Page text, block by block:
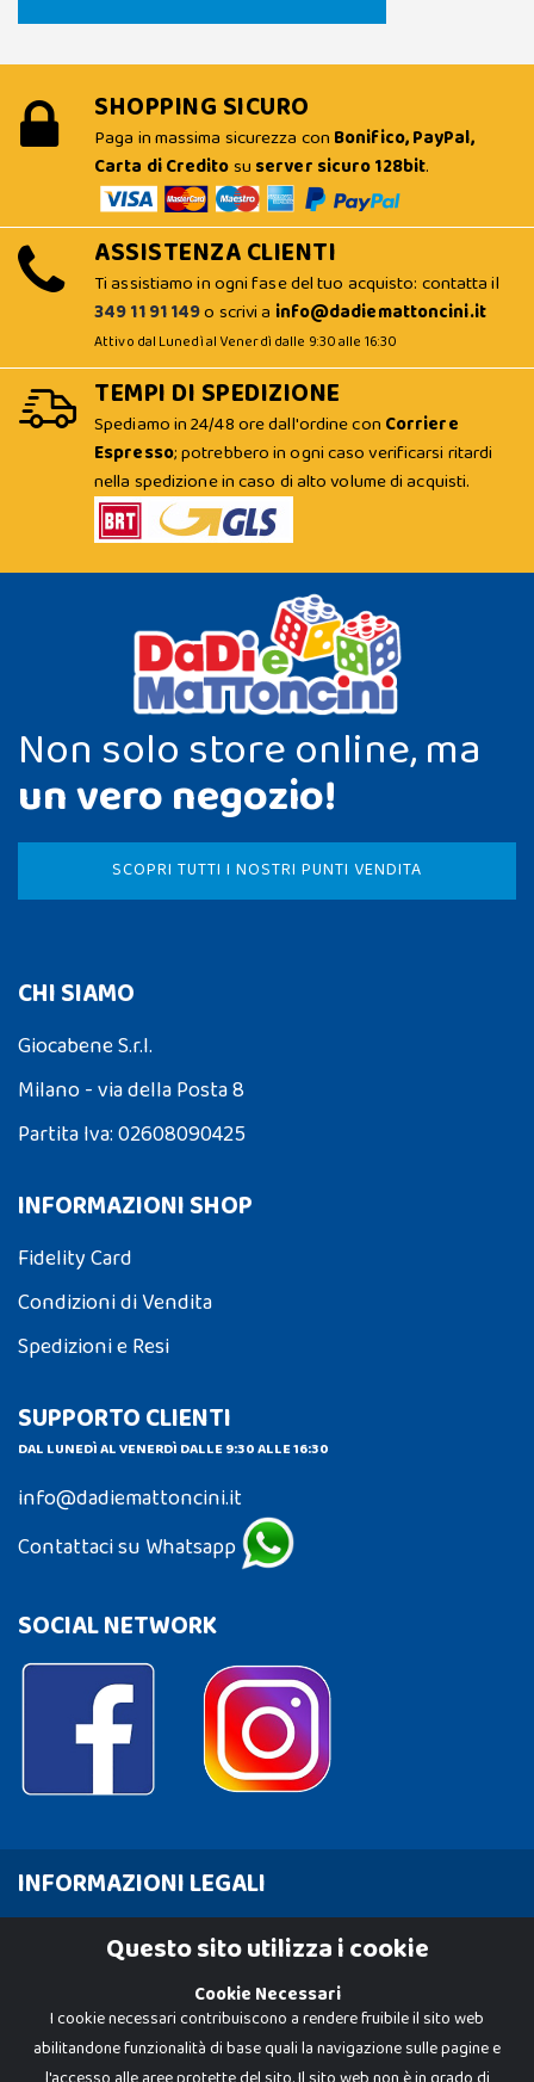
SHOPPING SICURO
Paga in massima sicurezza con Bonifico, PayPal,
Carta di Creditosu server sicuro 128bit.
ASSISTENZA CLIENTI
Ti assistiamo in ogni fase del tuo acquisto: contatta il
349 11 91 149o scrivi a info@dadiemattoncini.it
Attivo dal Lunedì al Venerdì dalle 9:30 alle 16:30
TEMPI DI SPEDIZIONE
Spediamo in 24/48 ore dall'ordine con Corriere
Espresso; potrebbero in ogni caso verificarsi ritardi
nella spedizione in caso di alto volume di acquisti.
Non solo store online, ma
un vero negozio!
SCOPRI TUTTI I NOSTRI PUNTI VENDITA
CHI SIAMO
Giocabene S.r.l.
Milano - via della Posta 8
Partita Iva: 02608090425
INFORMAZIONI SHOP
Fidelity Card
Condizioni di Vendita
Spedizioni e Resi
SUPPORTO CLIENTI
DAL LUNEDÌ AL VENERDÌ DALLE 9:30 ALLE 16:30
info@dadiemattoncini.it
Contattaci su Whatsapp
SOCIAL NETWORK
INFORMAZIONI LEGALI
Cookie PolicyQuesto sito utilizza i cookie
Cookie Necessari
I cookie necessari contribuiscono a rendere fruibile il sito web
abilitandone funzionalità di base quali la navigazione sulle pagine e